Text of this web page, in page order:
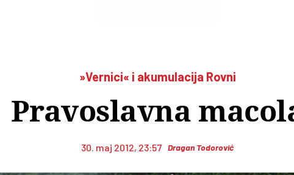
»Vernici« i akumulacija Rovni
Pravoslavna
30. maj 2012, 23:57 Dragan Todorović